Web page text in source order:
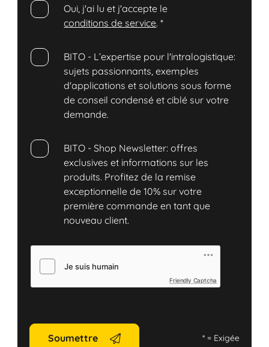
Oui, j'ai lu et j'accepte le
conditions de service.*
BITO - L’expertise pour l'intralogistique:
sujets passionnants, exemples
d'applications et solutions sous forme
de conseil condensé et ciblé sur votre
demande.
BITO - Shop Newsletter: offres
exclusives et informations sur les
produits. Profitez de la remise
exceptionnelle de 10% sur votre
première commande en tant que
nouveau client.
Friendly Captcha
Soumettre *= Exigée